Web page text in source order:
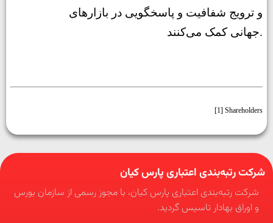
و ترویج شفافیت و پاسخگویی در بازارهای
جهانی کمک می‌کنند.
[1] Shareholders
شرکت رتبه‌بندی اعتباری پارس کیان
شرکت رتبه‌بندی اعتباری پارس کیان، با مجوز رسمی از سازمان بورس
و اوراق بهادار تاسیس گردید.